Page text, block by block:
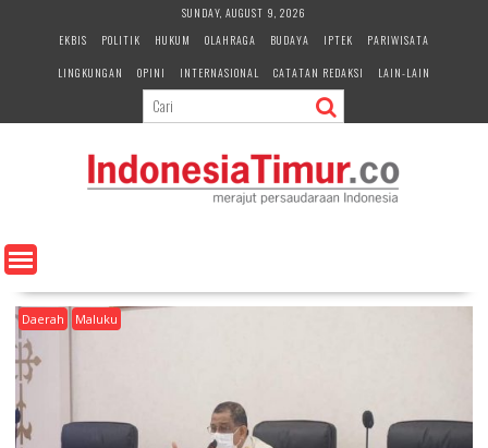
e
n
SUNDAY, AUGUST 9, 2026
EKBIS
POLITIK HUKUM OLAHRAGA BUDAYA IPTEK
PARIWISATA
LINGKUNGAN
OPINI INTERNASIONAL CATATAN REDAKSI LAIN-LAIN
Daerah Maluku